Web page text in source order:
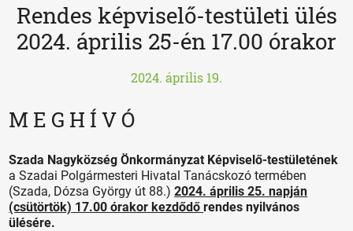
Rendes képviselő-testületi ülés
2024. április 25-én 17.00 órakor
2024. április 19.
M E G H Í V Ó
Szada Nagyközség Önkormányzat Képviselő-testületének
a Szadai Polgármesteri Hivatal Tanácskozó termében
(Szada, Dózsa György út 88.)2024. április 25. napján
(csütörtök) 17.00 órakor kezdődőrendes nyilvános
ülésére.